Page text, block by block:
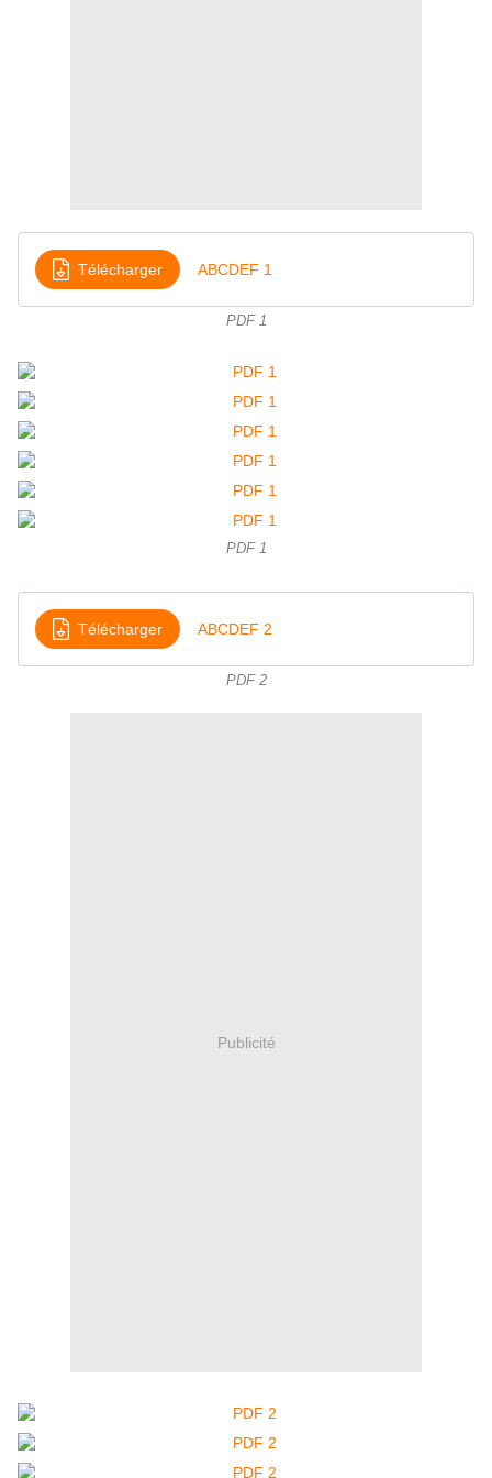
Télécharger ABCDEF 1
PDF 1
PDF 1
Télécharger ABCDEF 2
PDF 2
Publicité